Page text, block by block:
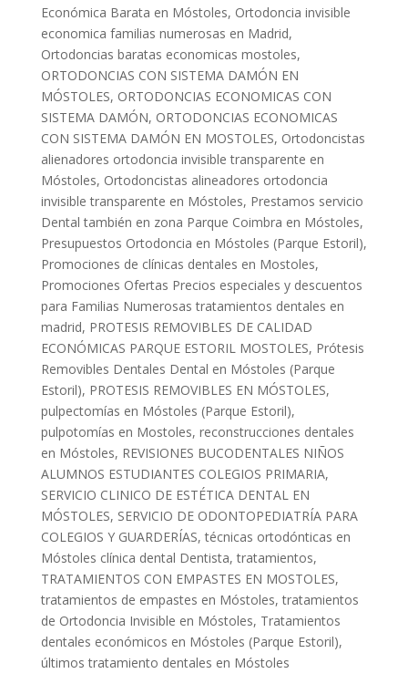
Económica Barata en Móstoles, Ortodoncia invisible
economica familias numerosas en Madrid,
Ortodoncias baratas economicas mostoles,
ORTODONCIAS CON SISTEMA DAMÓN EN
MÓSTOLES, ORTODONCIAS ECONOMICAS CON
SISTEMA DAMÓN, ORTODONCIAS ECONOMICAS
CON SISTEMA DAMÓN EN MOSTOLES, Ortodoncistas
alienadores ortodoncia invisible transparente en
Móstoles, Ortodoncistas alineadores ortodoncia
invisible transparente en Móstoles, Prestamos servicio
Dental también en zona Parque Coimbra en Móstoles,
Presupuestos Ortodoncia en Móstoles (Parque Estoril),
Promociones de clínicas dentales en Mostoles,
Promociones Ofertas Precios especiales y descuentos
para Familias Numerosas tratamientos dentales en
madrid, PROTESIS REMOVIBLES DE CALIDAD
ECONÓMICAS PARQUE ESTORIL MOSTOLES, Prótesis
Removibles Dentales Dental en Móstoles (Parque
Estoril), PROTESIS REMOVIBLES EN MÓSTOLES,
pulpectomías en Móstoles (Parque Estoril),
pulpotomías en Mostoles, reconstrucciones dentales
en Móstoles, REVISIONES BUCODENTALES NIÑOS
ALUMNOS ESTUDIANTES COLEGIOS PRIMARIA,
SERVICIO CLINICO DE ESTÉTICA DENTAL EN
MÓSTOLES, SERVICIO DE ODONTOPEDIATRÍA PARA
COLEGIOS Y GUARDERÍAS,técnicas ortodónticas en
Móstoles clínica dental Dentista,tratamientos,
TRATAMIENTOS CON EMPASTES EN MOSTOLES,
tratamientos de empastes en Móstoles,tratamientos
de Ortodoncia Invisible en Móstoles, Tratamientos
dentales económicos en Móstoles (Parque Estoril),
últimos tratamiento dentales en Móstoles